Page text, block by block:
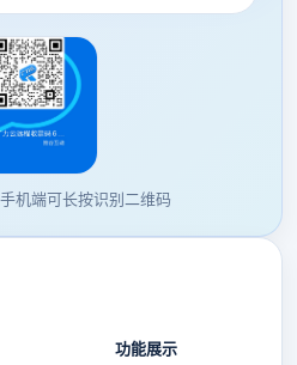
机端可长按识别二维码
功能展示